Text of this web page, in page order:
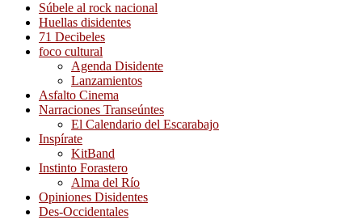
Súbele al rock nacional
Huellas disidentes
71 Decibeles
foco cultural
Agenda Disidente
Lanzamientos
Asfalto Cinema
Narraciones Transeúntes
El Calendario del Escarabajo
Inspírate
KitBand
Instinto Forastero
Alma del Río
Opiniones Disidentes
Des-Occidentales